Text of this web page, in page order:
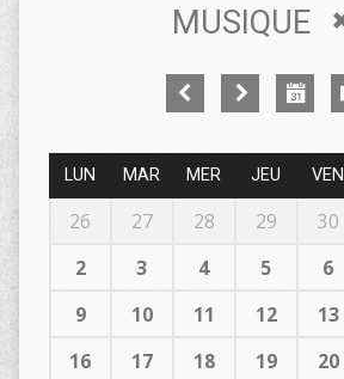
MUSIQUE
LUN MAR MER JEU VEN
26 27 28 29 30
2
3 4 5 6
9
10 11 12 13
16
17 18 19 20